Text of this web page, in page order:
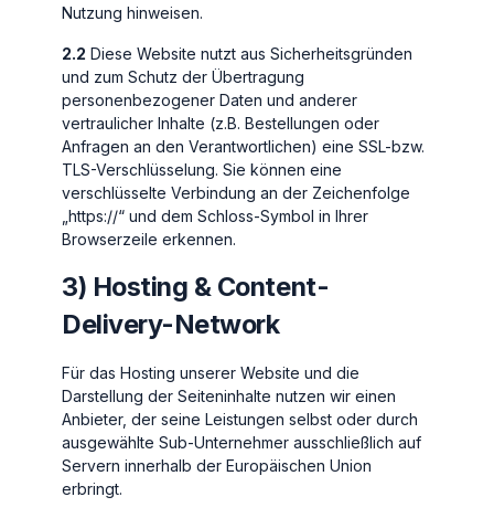
Nutzung hinweisen.
2.2 Diese Website nutzt aus Sicherheitsgründen
und zum Schutz der Übertragung
personenbezogener Daten und anderer
vertraulicher Inhalte (z.B. Bestellungen oder
Anfragen an den Verantwortlichen) eine SSL-bzw.
TLS-Verschlüsselung. Sie können eine
verschlüsselte Verbindung an der Zeichenfolge
„https://“ und dem Schloss-Symbol in Ihrer
Browserzeile erkennen.
3) Hosting & Content-
Delivery-Network
Für das Hosting unserer Website und die
Darstellung der Seiteninhalte nutzen wir einen
Anbieter, der seine Leistungen selbst oder durch
ausgewählte Sub-Unternehmer ausschließlich auf
Servern innerhalb der Europäischen Union
erbringt.